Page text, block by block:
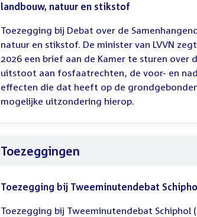
landbouw, natuur en stikstof
Toezegging bij Debat over de
natuur en stikstof. De minister van LVVN
2026 een brief aan de Kamer te sturen over
uitstoot aan fosfaatrechten, de voor- en
effecten die dat heeft op de
mogelijke uitzondering hierop.
Toezeggingen
Toezegging bij Tweeminutendebat
Toezegging bij Tweeminutendebat Schiphol